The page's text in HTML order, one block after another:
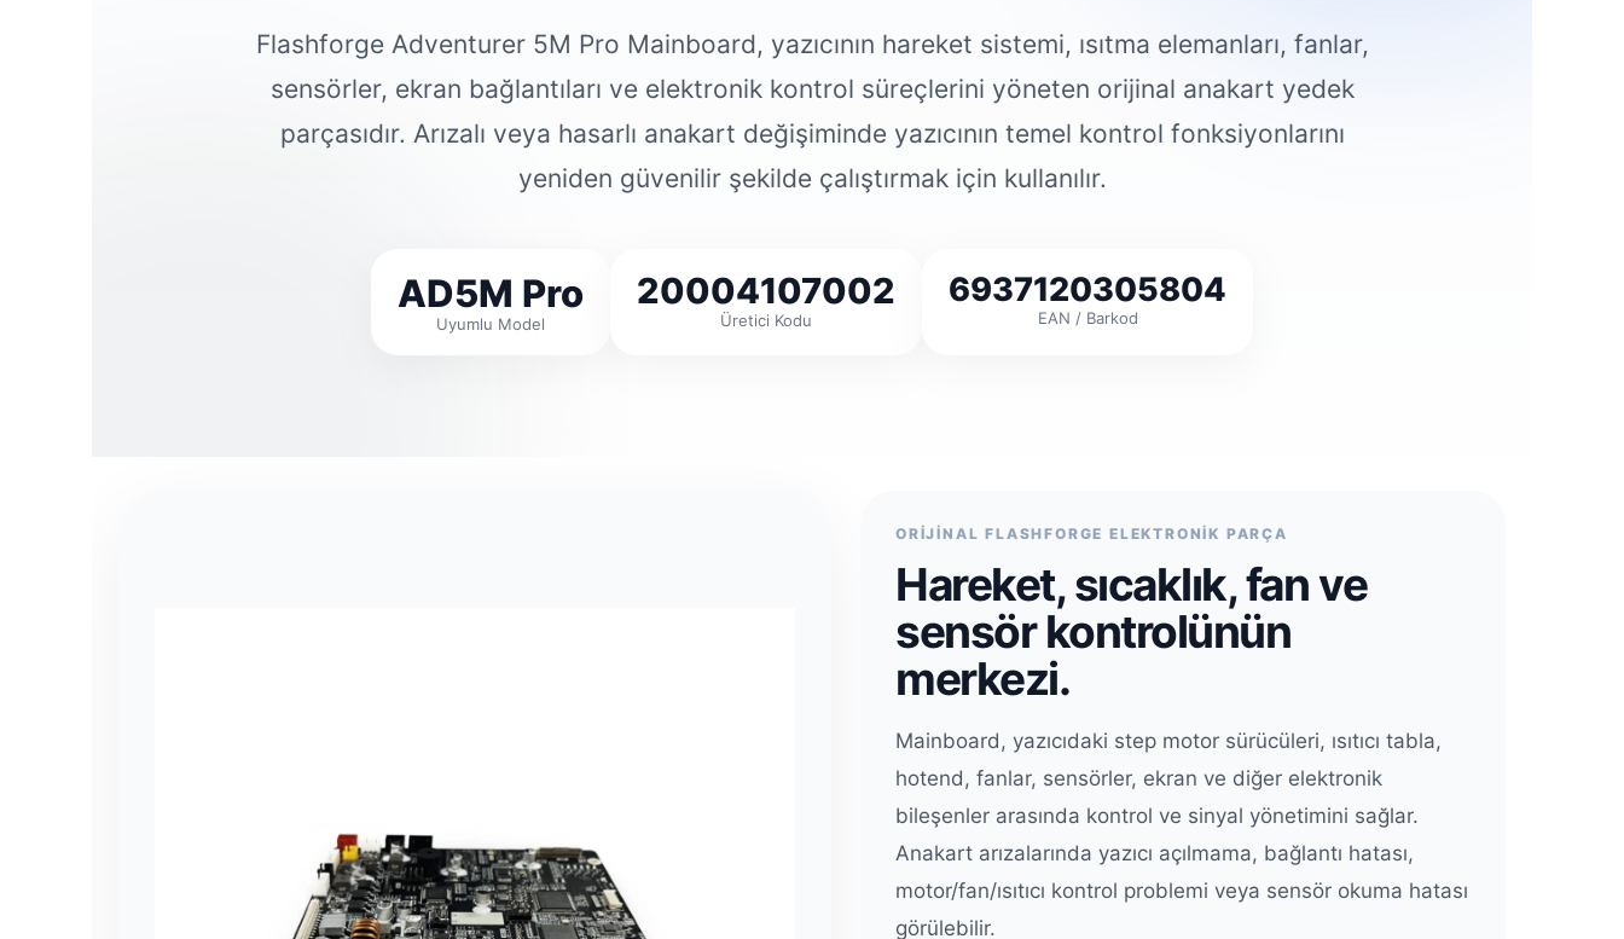
Flashforge Adventurer 5M Pro Mainboard, yazıcının hareket sistemi, ısıtma elemanları, fanlar,
sensörler, ekran bağlantıları ve elektronik kontrol süreçlerini yöneten orijinal anakart yedek
parçasıdır. Arızalı veya hasarlı anakart değişiminde yazıcının temel kontrol fonksiyonlarını
yeniden güvenilir şekilde çalıştırmak için kullanılır.
AD5M Pro
Uyumlu Model
20004107002
Üretici Kodu
6937120305804
EAN / Barkod
ORİJİNAL FLASHFORGE ELEKTRONİK PARÇA
Hareket, sıcaklık, fan ve
sensör kontrolünün
merkezi.
Mainboard, yazıcıdaki step motor sürücüleri, ısıtıcı tabla,
hotend, fanlar, sensörler, ekran ve diğer elektronik
bileşenler arasında kontrol ve sinyal yönetimini sağlar.
Anakart arızalarında yazıcı açılmama, bağlantı hatası,
motor/fan/ısıtıcı kontrol problemi veya sensör okuma hatası
görülebilir.